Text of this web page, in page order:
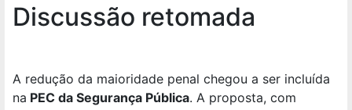
Discussão retomada
A redução da maioridade penal chegou a ser incluída
na PEC da Segurança Pública. A proposta, com